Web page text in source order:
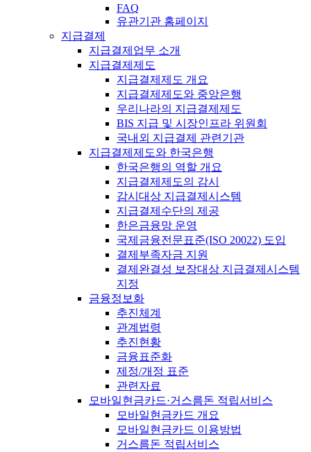
FAQ
유관기관 홈페이지
지급결제
지급결제업무 소개
지급결제제도
지급결제제도 개요
지급결제제도와 중앙은행
우리나라의 지급결제제도
BIS 지급 및 시장인프라 위원회
국내외 지급결제 관련기관
지급결제제도와 한국은행
한국은행의 역할 개요
지급결제제도의 감시
감시대상 지급결제시스템
지급결제수단의 제공
한은금융망 운영
국제금융전문표준(ISO 20022) 도입
결제부족자금 지원
결제완결성 보장대상 지급결제시스템
지정
금융정보화
추진체계
관계법령
추진현황
금융표준화
제정/개정 표준
관련자료
모바일현금카드·거스름돈 적립서비스
모바일현금카드 개요
모바일현금카드 이용방법
거스름돈 적립서비스